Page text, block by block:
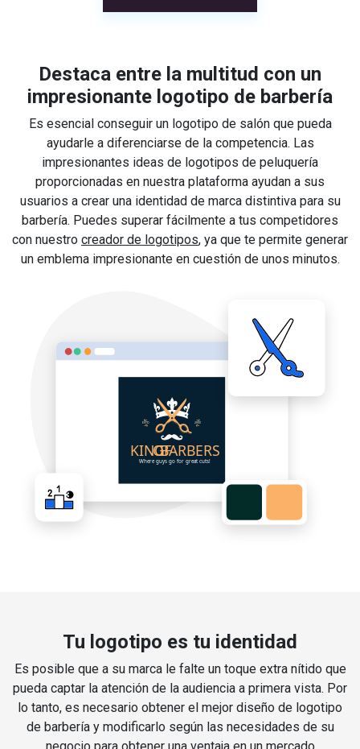
Destaca entre la multitud con un
impresionante logotipo de barbería
Es esencial conseguir un logotipo de salón que pueda
ayudarle a diferenciarse de la competencia. Las
impresionantes ideas de logotipos de peluquería
proporcionadas en nuestra plataforma ayudan a sus
usuarios a crear una identidad de marca distintiva para su
barbería. Puedes superar fácilmente a tus competidores
con nuestro creador de logotipos, ya que te permite generar
un emblema impresionante en cuestión de unos minutos.
Tu logotipo es tu identidad
Es posible que a su marca le falte un toque extra nítido que
pueda captar la atención de la audiencia a primera vista. Por
lo tanto, es necesario obtener el mejor diseño de logotipo
de barbería y modificarlo según las necesidades de su